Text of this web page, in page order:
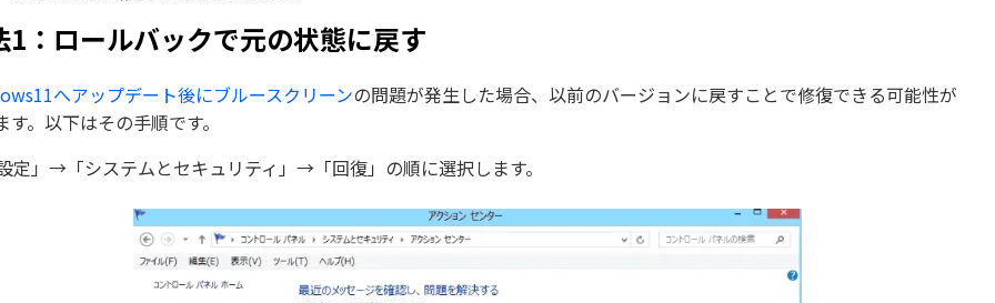
1：ロールバックで元の状態に戻す
へアップデート後にブルースクリーンの問題が発生した場合、以前のバージョンに戻すことで修復できる可能性が
す。以下はその手順です。
定」→「システムとセキュリティ」→「回復」の順に選択します。